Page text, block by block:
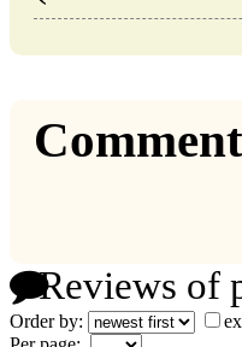
Reviews of
Order by: